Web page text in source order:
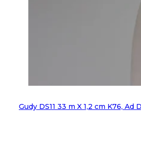
Gudy DS11 33 m X 1,2 cm K76, Ad